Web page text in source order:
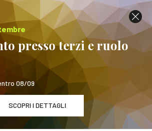
presso terzi e ruolo
08/09
SCOPRI I DETTAGLI